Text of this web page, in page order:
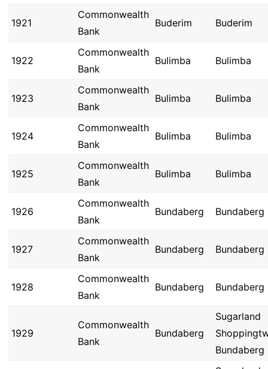
1921
Commonwealth
Bank
Buderim Buderim
1922
Commonwealth
Bank
Bulimba Bulimba
1923
Commonwealth
Bank
Bulimba Bulimba
1924
Commonwealth
Bank
Bulimba Bulimba
1925
Commonwealth
Bank
Bulimba Bulimba
1926
Commonwealth
Bank
Bundaberg Bundaberg
1927
Commonwealth
Bank
Bundaberg Bundaberg
1928
Commonwealth
Bank
Bundaberg Bundaberg
1929
Commonwealth
Bank
Bundaberg
Sugarland
Bundaberg